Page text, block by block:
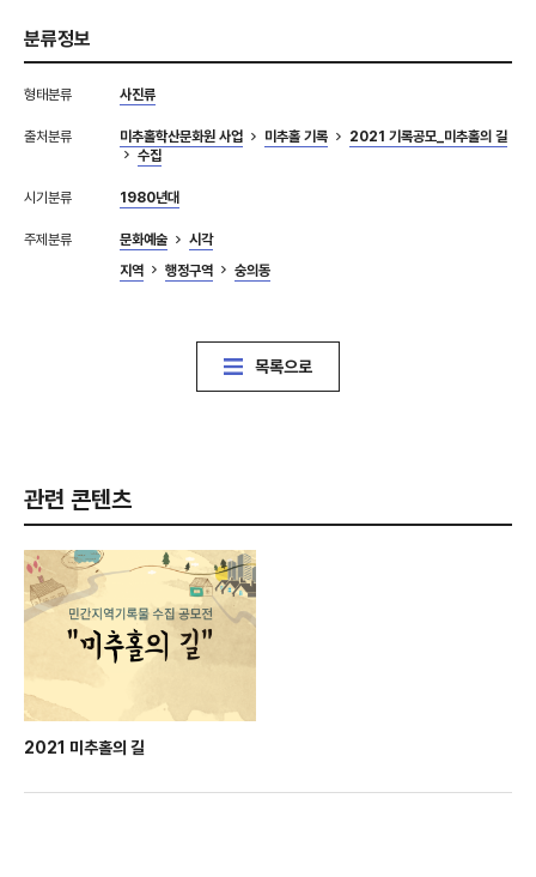
분류정보
형태분류 사진류
출처분류 미추홀학산문화원 사업 미추홀 기록
2021 기록공모_미추홀의 길
수집
시기분류 1980년대
주제분류 문화예술
시각
지역
행정구역 숭의동
목록으로
관련 콘텐츠
2021 미추홀의 길